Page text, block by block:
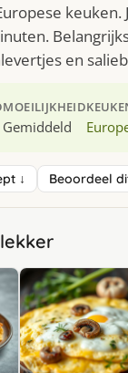
keuken.
en
MOEILIJKHEID
Gemiddeld
↓ Beoordeel